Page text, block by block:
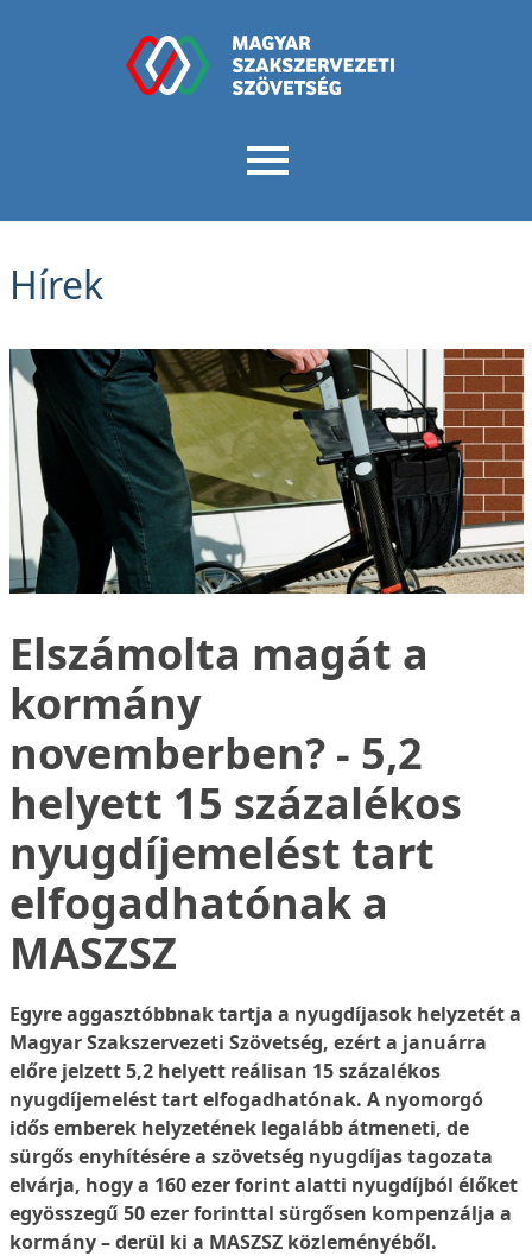
Hírek
Elszámolta magát a
kormány
novemberben? - 5,2
helyett 15 százalékos
nyugdíjemelést tart
elfogadhatónak a
MASZSZ
Egyre aggasztóbbnak tartja a nyugdíjasok helyzetét a
Magyar Szakszervezeti Szövetség, ezért a januárra
előre jelzett 5,2 helyett reálisan 15 százalékos
nyugdíjemelést tart elfogadhatónak. A nyomorgó
idős emberek helyzetének legalább átmeneti, de
sürgős enyhítésére a szövetség nyugdíjas tagozata
elvárja, hogy a 160 ezer forint alatti nyugdíjból élőket
egyösszegű 50 ezer forinttal sürgősen kompenzálja a
kormány – derül ki a MASZSZ közleményéből.